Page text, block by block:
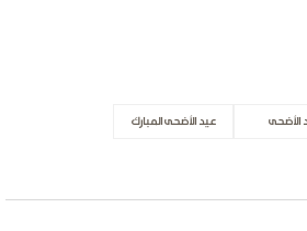
الأضحى عيد الأضحى المبارك